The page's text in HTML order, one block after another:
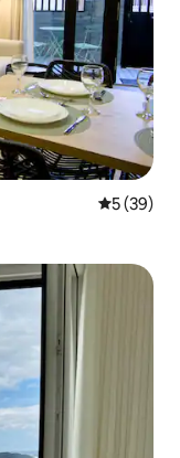
平均评分
5 (39)